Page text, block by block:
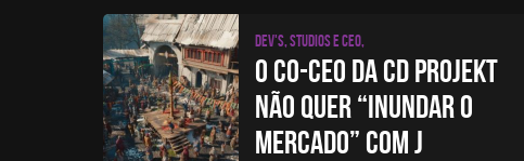
Dev's, studios e CEO,
O CO-CEO DA CD PROJEKT
NÃO QUER “INUNDAR O
MERCADO” COM J